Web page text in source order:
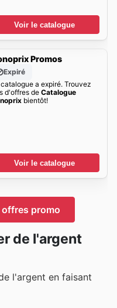
Voir le catalogue
Promos
Expiré
a expiré. Trouvez
d'offres deCatalogue
bientôt!
Voir le catalogue
promo
de l'argent
l'argent en faisant